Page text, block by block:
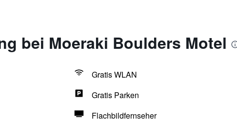
bei Moeraki Boulders Motel
Gratis WLAN
Gratis Parken
Flachbildfernseher